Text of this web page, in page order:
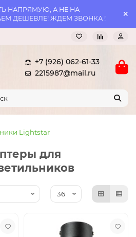
НАПРЯМУЮ, А НЕ НА
ДЕШЕВЛЕ! ЖДЕМ ЗВОНКА !
+7 (926) 062-61-33
2215987@mail.ru
Lightstar
для